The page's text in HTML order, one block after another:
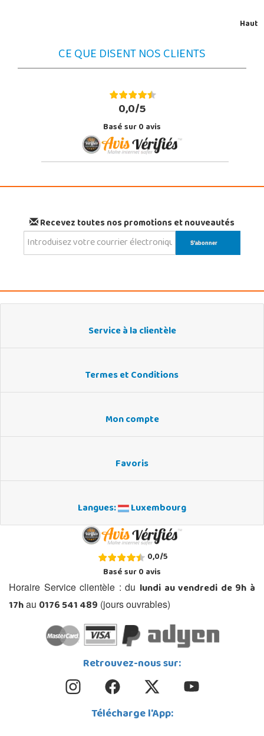
Haut
CE QUE DISENT NOS CLIENTS
0,0/5
Basé sur0avis
Recevez toutes nos promotions et nouveautés
Service à la clientèle
Termes et Conditions
Mon compte
Favoris
Langues: Luxembourg
0,0/5
Basé sur0avis
Horaire Service clientèle : du lundi au vendredi de 9h à
17hau 0176 541 489 (jours ouvrables)
Retrouvez-nous sur:
Télécharge l'App: